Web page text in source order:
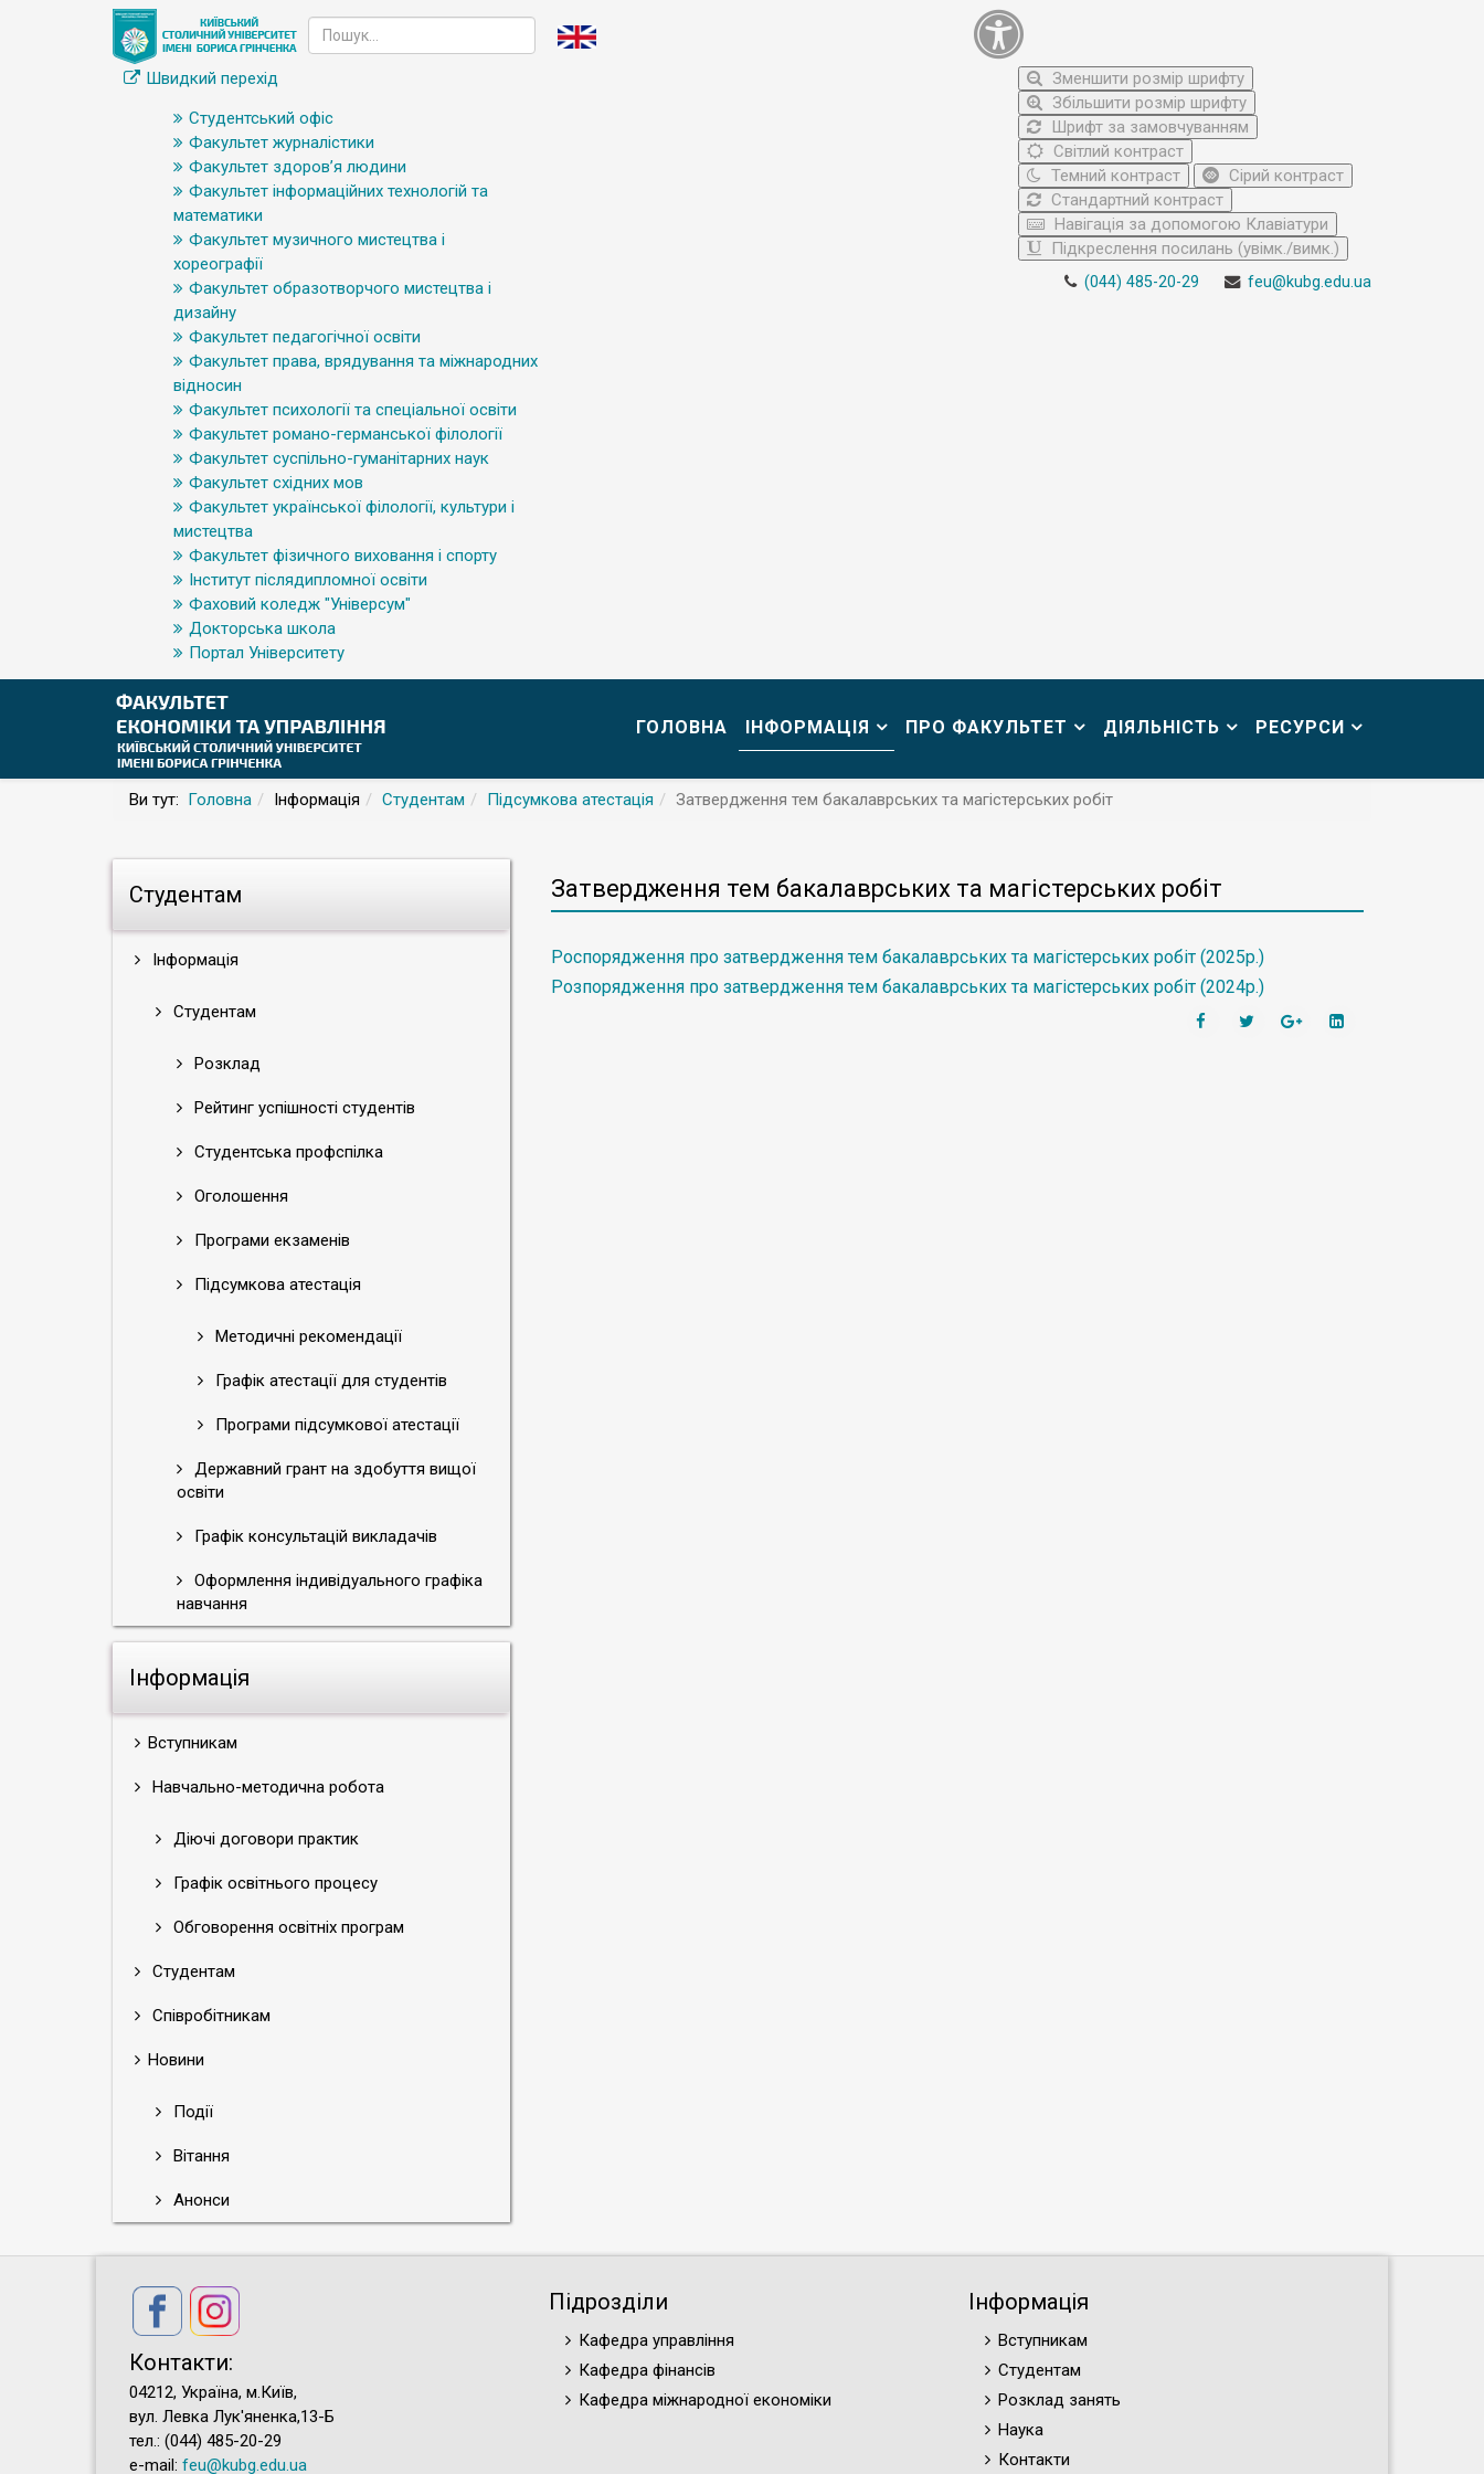
Швидкий перехід
Студентський офіс
Факультет журналістики
Факультет здоров’я людини
Факультет інформаційних технологій та
математики
Факультет музичного мистецтва і
хореографії
Факультет образотворчого мистецтва і
дизайну
Факультет педагогічної освіти
Факультет права, врядування та міжнародних
відносин
Факультет психології та спеціальної освіти
Факультет романо-германської філології
Факультет суспільно-гуманітарних наук
Факультет східних мов
Факультет української філології, культури і
мистецтва
Факультет фізичного виховання і спорту
Інститут післядипломної освіти
Фаховий коледж "Універсум"
Докторська школа
Портал Університету
Зменшити розмір шрифту
Збільшити розмір шрифту
Шрифт за замовчуванням
Світлий контраст
Темний контраст
Сірий контраст
Стандартний контраст
Навігація за допомогою Клавіатури
Підкреслення посилань (увімк./вимк.)
(044) 485-20-29 feu@kubg.edu.ua
ГОЛОВНА ІНФОРМАЦІЯ ПРО ФАКУЛЬТЕТ ДІЯЛЬНІСТЬ РЕСУРСИ
Ви тут: Головна Інформація Студентам Підсумкова атестація Затвердження тем бакалаврських та магістерських робіт
Студентам
Інформація
Студентам
Розклад
Рейтинг успішності студентів
Студентська профспілка
Оголошення
Програми екзаменів
Підсумкова атестація
Методичні рекомендації
Графік атестації для студентів
Програми підсумкової атестації
Державний грант на здобуття вищої
освіти
Графік консультацій викладачів
Оформлення індивідуального графіка
навчання
Інформація
Вступникам
Навчально-методична робота
Діючі договори практик
Графік освітнього процесу
Обговорення освітніх програм
Студентам
Співробітникам
Новини
Події
Вітання
Анонси
Затвердження тем бакалаврських та магістерських робіт
Роспорядження про затвердження тем бакалаврських та магістерських робіт (2025р.)
Розпорядження про затвердження тем бакалаврських та магістерських робіт (2024р.)
Контакти:
04212, Україна, м.Київ,
вул. Левка Лук'яненка,13-Б
тел.: (044) 485-20-29
e-mail: feu@kubg.edu.ua
Підрозділи
Кафедра управління
Кафедра фінансів
Кафедра міжнародної економіки
Інформація
Вступникам
Студентам
Розклад занять
Наука
Контакти